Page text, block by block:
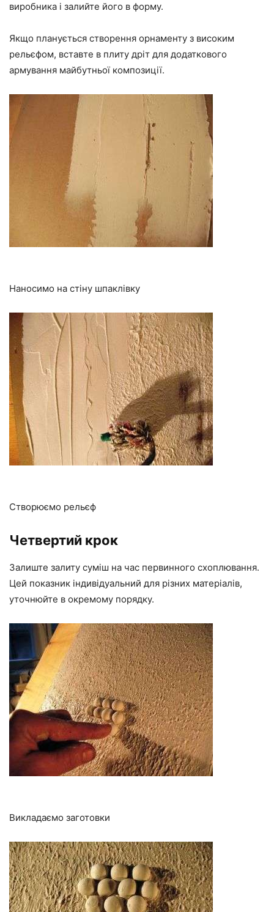
виробника і залийте його в форму.
Якщо планується створення орнаменту з високим
рельєфом, вставте в плиту дріт для додаткового
армування майбутньої композиції.
Наносимо на стіну шпаклівку
Створюємо рельєф
Четвертий крок
Залиште залиту суміш на час первинного схоплювання.
Цей показник індивідуальний для різних матеріалів,
уточнюйте в окремому порядку.
Викладаємо заготовки